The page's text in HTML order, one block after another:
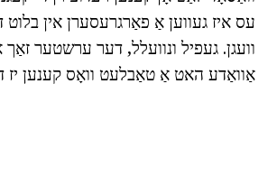
עס איז געווען אַ פאַרגרעסערן אין בלוט
וועגן. געפיל ונוועלל, דער ערשטער
אַוואַדע האט אַ טאַבלעט וואָס קענען יז